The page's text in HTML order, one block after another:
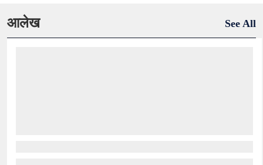
आलेख See All